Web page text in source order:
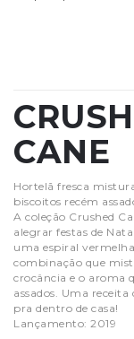
CANE
Hortelã fresca
biscoitos recém
A coleção Crushed
alegrar festas de
uma espiral
combinação que
crocância e o aroma
assados. Uma
pra dentro de casa!
Lançamento: 2019